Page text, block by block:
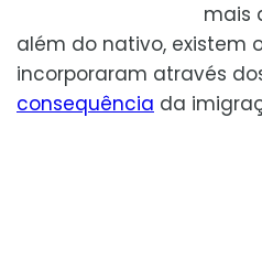
mais
além do nativo, existem
incorporaram através
consequência da